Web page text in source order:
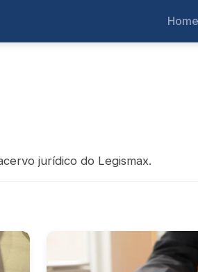
Home
jurídico do Legismax.